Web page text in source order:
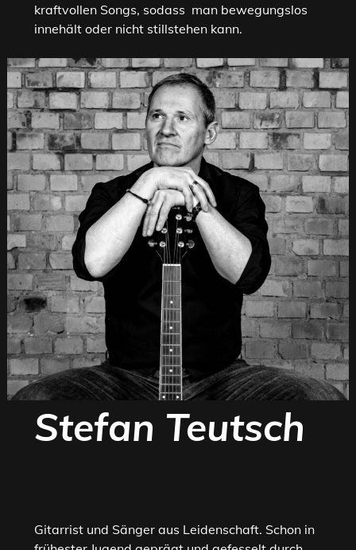
kraftvollen Songs, sodass man bewegungslos
innehält oder nicht stillstehen kann.
Stefan Teutsch
Gitarrist und Sänger aus Leidenschaft. Schon in